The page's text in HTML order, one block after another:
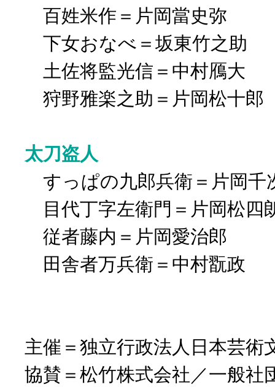
百姓米作＝片岡當史弥
下女おなべ＝坂東竹之助
土佐将監光信＝中村鴈大
狩野雅楽之助＝片岡松十郎
太刀盗人
すっぱの九郎兵衛＝片岡千
目代丁字左衛門＝片岡松四
従者藤内＝片岡愛治郎
田舎者万兵衛＝中村翫政
主催＝独立行政法人日本芸術
協賛＝松竹株式会社／一般社